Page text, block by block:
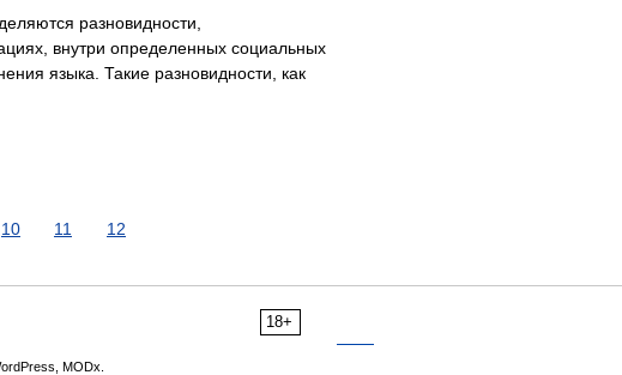
разновидности,
внутри определенных социальных
языка. Такие разновидности, как
10 11 12
18+
MODx.